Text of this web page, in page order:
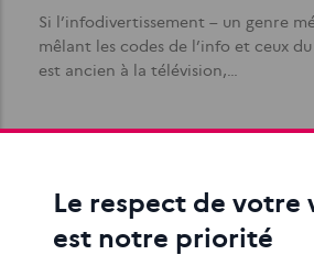
Si l’infodivertissement – un genre
mêlant les codes de l’info et ceux
est ancien à la télévision,…
Le respect de votre
est notre priorité